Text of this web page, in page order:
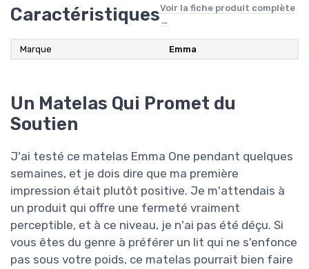
CaractéristiquesVoir la fiche produit complète
→
Marque Emma
Un Matelas Qui Promet du
Soutien
J'ai testé ce matelas Emma One pendant quelques
semaines, et je dois dire que ma première
impression était plutôt positive. Je m'attendais à
un produit qui offre une fermeté vraiment
perceptible, et à ce niveau, je n'ai pas été déçu. Si
vous êtes du genre à préférer un lit qui ne s'enfonce
pas sous votre poids, ce matelas pourrait bien faire